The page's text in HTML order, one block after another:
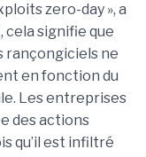
zero-day », a
cela signifie que
rançongiciels ne
en fonction du
Les entreprises
des actions
qu’il est infiltré